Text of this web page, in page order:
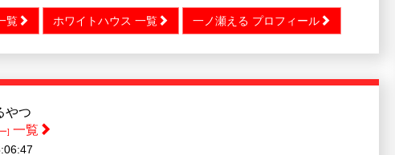
覧 ホワイトハウス 一覧 一ノ瀬える プロフィール
やつ
] 一覧